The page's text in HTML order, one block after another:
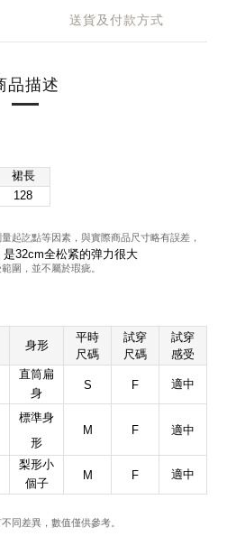
送貨及付款方式
品描述
裙長
128
起訖點等因素， 與實際商品尺寸略有誤差，
32cm全松紧的弹力很大
圍，並不屬於瑕疵。
身形
平時
尺碼
試穿
尺碼
試穿
感受
直筒扁
身
S F 適中
標準身
形
M F 適中
梨形小
個子
M F 適中
同差異 ， 數值僅供參考